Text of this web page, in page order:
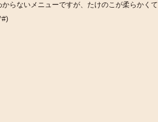
らないメニューですが、たけのこが柔らかくて